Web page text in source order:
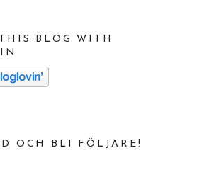
BLOG WITH
OCH BLI FÖLJARE!